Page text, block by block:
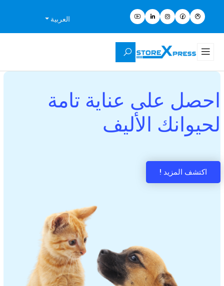
العربية
احصل على عناية تامة
لحيوانك الأليف
اكتشف المزيد !